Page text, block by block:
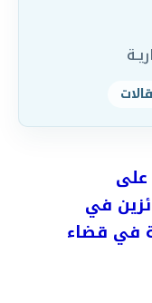
على
في
في قضاء